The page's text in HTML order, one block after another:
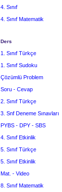
4. Sınıf
4. Sınıf Matematik
Ders
1. Sınıf Türkçe
1. Sınıf Sudoku
Çözümlü Problem
Soru - Cevap
2. Sınıf Türkçe
3. Snf Deneme Sınavları
PYBS - DPY - SBS
4. Sınıf Etkinlik
5. Sınıf Türkçe
5. Sınıf Etkinlik
Mat. - Video
8. Sınıf Matematik